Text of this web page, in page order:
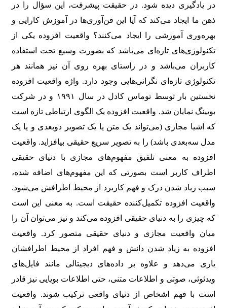
در یادگیری دیده شود. در حقیقت پیشرفت، این سؤال را در
ذهن ما ایجاد می‌کند که آیا این فن‌آوری‌ها در آموزش کارایی و
بهره‌وری آموزشی را ایجاد می‌کنند؟ واقعیت افزوده یکی از
تکنولوژی‌های تازه‌ای می‌باشد که بصورت وسیع تحت استفاده
کاربران می‌باشد و در راستای بهره روی آن نیز همانند هر
تکنولوژی تازه‌ای نگرانی‌هایی وجود دارد. واژه واقعیت افزوده
نخستین بار توسط توماس کادل در سال ۱۹۹۱ و در شرکت
بویینگ نمایان شد. واقعیت افزوده یک الگوی ارتباطی تازه است
که اشیا مجازی (می‌تواند یک متن یا یک تصویر دوبعدی و یا یک
مدل سه‌بعدی باشد) را به تصویر سریع حقیقی بیافزاید. واقعیت
افزوده به معنی تلفیق مفهوم‌های مجازی با دنیای حقیقی
اطراف کاربر است بصورتی که این مفهوم‌های اضافه شده،
سبب زیاد شدن درک و فهم کاربرد از محیط اطرافش می‌شود.
واقعیت افزوده تکمیل‌کننده حقیقت است. به معنی این است
که چیزی را به دنیای حقیقی افزوده می‌کند و نیز می‌توان آن را
میان واقعیت مجازی و دنیای حقیقی متصور کرد. واقعیت
افزوده به زیاد شدن دانش و فهم افراد از محیط اطرافشان
یاری می‌دهد و علاوه بر داده‌های دیجیتالی مانند فایل‌های
ویدئوئی، صوتی و اطلاعات متنی، حتی اطلاعات بویایی نیز قادر
است با فهم اشخاص از دنیای واقعی ترکیب شوند. واقعیت